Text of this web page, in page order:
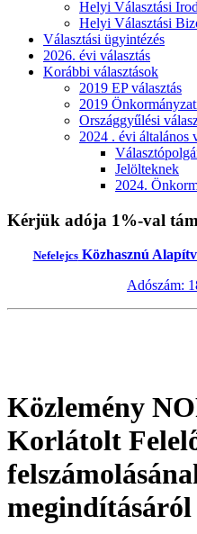
Helyi Választási
Helyi Választási
Választási ügyintézés
2026. évi választás
Korábbi választások
2019 EP választás
2019
Országgyűlési
2024 . évi általános
Jelölteknek
2024.
Kérjük adója 1%-val
NefelejcsKözhasznú
Adószám:
Közlemény
Korlátolt
megindításáról